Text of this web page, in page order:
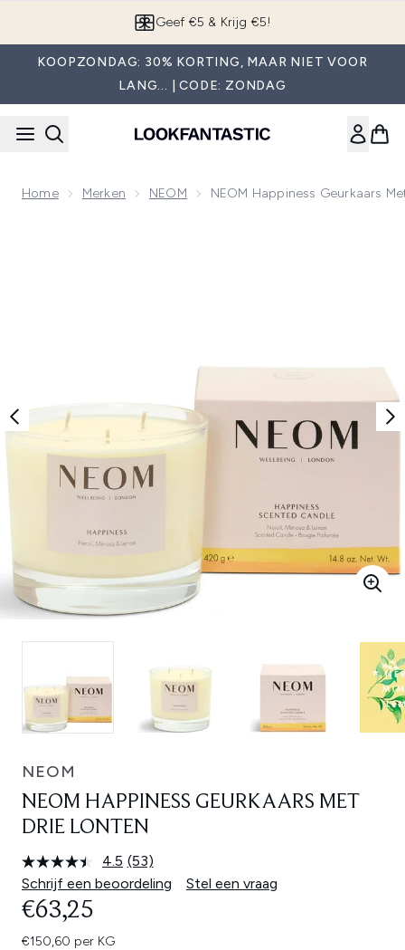
App downloaden
KOOPZONDAG: 30% KORTING, MAAR NIET VOOR
LANG... | CODE: ZONDAG
Home Merken NEOM NEOM Happiness Geurkaars
NEOM
NEOM HAPPINESS GEURKAARS MET
DRIE LONTEN
4.5 Lees
53
beoordelingen.
(53)
Schrijf een beoordeling
Stel een vraag
€63,25
€150,60 per KG